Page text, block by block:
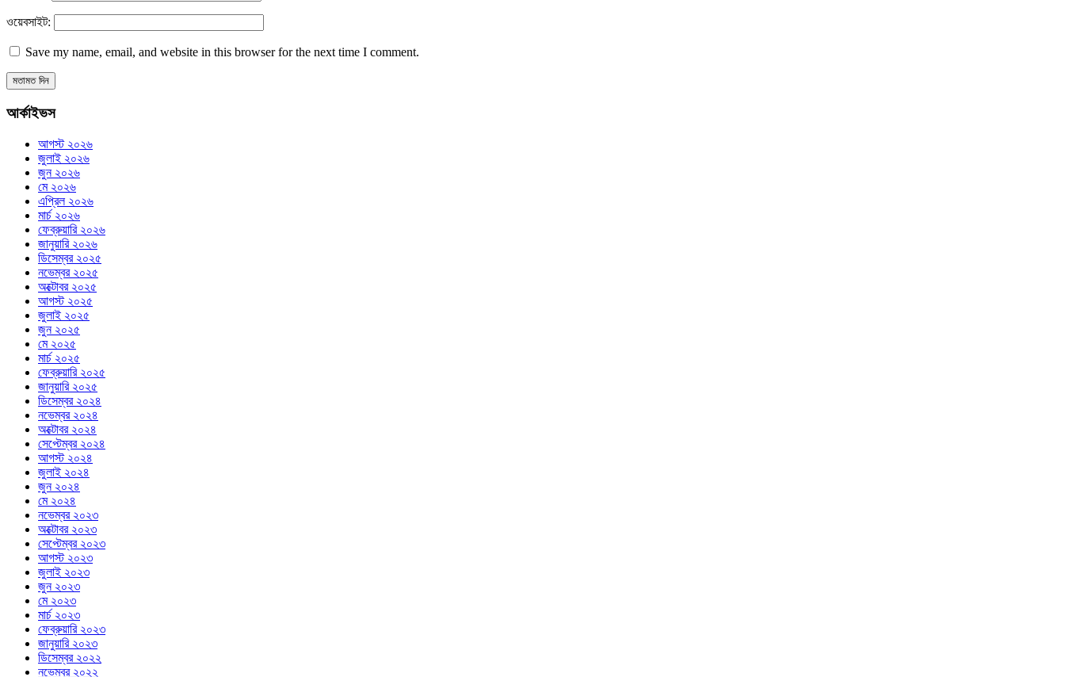
ওয়েবসাইট:
Save my name, email, and website in this browser for the next time I comment.
আর্কাইভস
আগস্ট ২০২৬
জুলাই ২০২৬
জুন ২০২৬
মে ২০২৬
এপ্রিল ২০২৬
মার্চ ২০২৬
ফেব্রুয়ারি ২০২৬
জানুয়ারি ২০২৬
ডিসেম্বর ২০২৫
নভেম্বর ২০২৫
অক্টোবর ২০২৫
আগস্ট ২০২৫
জুলাই ২০২৫
জুন ২০২৫
মে ২০২৫
মার্চ ২০২৫
ফেব্রুয়ারি ২০২৫
জানুয়ারি ২০২৫
ডিসেম্বর ২০২৪
নভেম্বর ২০২৪
অক্টোবর ২০২৪
সেপ্টেম্বর ২০২৪
আগস্ট ২০২৪
জুলাই ২০২৪
জুন ২০২৪
মে ২০২৪
নভেম্বর ২০২৩
অক্টোবর ২০২৩
সেপ্টেম্বর ২০২৩
আগস্ট ২০২৩
জুলাই ২০২৩
জুন ২০২৩
মে ২০২৩
মার্চ ২০২৩
ফেব্রুয়ারি ২০২৩
জানুয়ারি ২০২৩
ডিসেম্বর ২০২২
নভেম্বর ২০২২